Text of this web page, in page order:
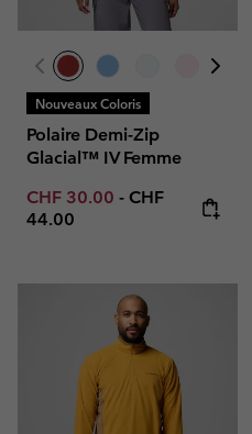
Nouveaux Coloris
Polaire Demi-Zip
Glacial™ IV Femme
Minimum sale price:
CHF 30.00 - Maximum price:
CHF
44.00